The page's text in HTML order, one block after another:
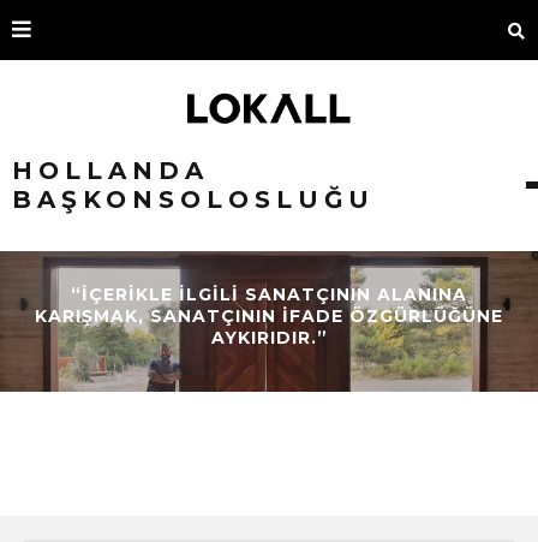
HOLLANDA
BAŞKONSOLOSLUĞU
“İÇERIKLE ILGILI SANATÇININ ALANINA
KARIŞMAK, SANATÇININ IFADE ÖZGÜRLÜĞÜNE
AYKIRIDIR.”